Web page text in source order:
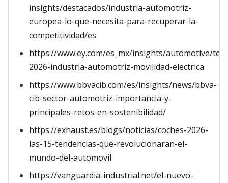
insights/destacados/industria-automotriz-
europea-lo-que-necesita-para-recuperar-la-
competitividad/es
https://www.ey.com/es_mx/insights/automotive/
2026-industria-automotriz-movilidad-electrica
https://www.bbvacib.com/es/insights/news/bbva-
cib-sector-automotriz-importancia-y-
principales-retos-en-sostenibilidad/
https://exhaust.es/blogs/noticias/coches-2026-
las-15-tendencias-que-revolucionaran-el-
mundo-del-automovil
https://vanguardia-industrial.net/el-nuevo-